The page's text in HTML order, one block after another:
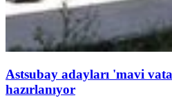
Astsubay adayları 'mavi
hazırlanıyor